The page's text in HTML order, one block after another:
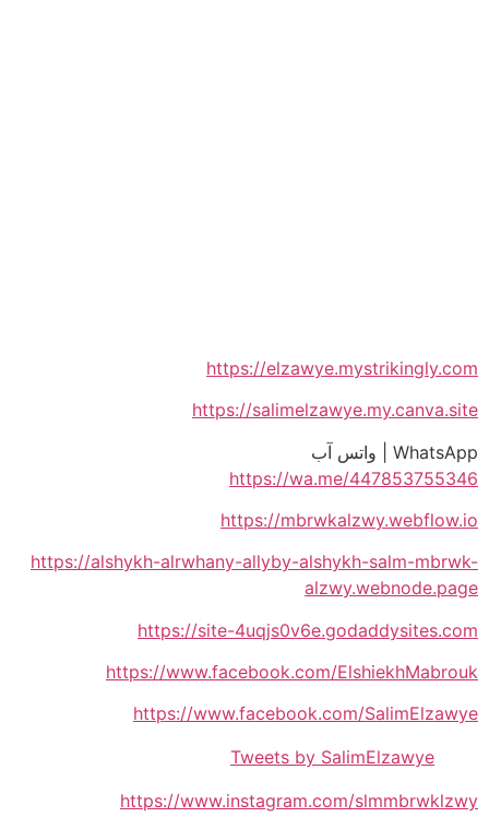
https://elzawye.mystrikingly.com
https://salimelzawye.my.canva.site
WhatsApp | واتس آب
https://wa.me/447853755346
https://mbrwkalzwy.webflow.io
https://alshykh-alrwhany-allyby-alshykh-salm-mbrwk-
alzwy.webnode.page
https://site-4uqjs0v6e.godaddysites.com
https://www.facebook.com/ElshiekhMabrouk
https://www.facebook.com/SalimElzawye
Tweets by SalimElzawye
https://www.instagram.com/slmmbrwklzwy